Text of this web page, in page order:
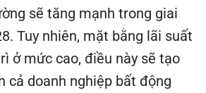
sẽ tăng mạnh trong giai
Tuy nhiên, mặt bằng lãi suất
ở mức cao, điều này sẽ tạo
cả doanh nghiệp bất động